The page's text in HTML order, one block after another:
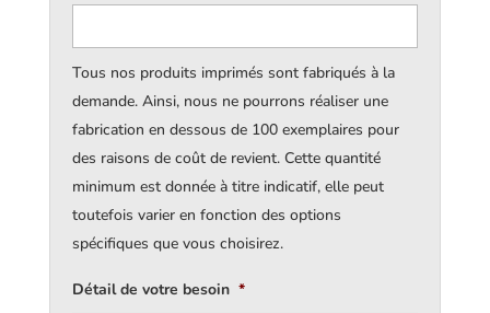
Tous nos produits imprimés sont fabriqués à la
demande. Ainsi, nous ne pourrons réaliser une
fabrication en dessous de 100 exemplaires pour
des raisons de coût de revient. Cette quantité
minimum est donnée à titre indicatif, elle peut
toutefois varier en fonction des options
spécifiques que vous choisirez.
Détail de votre besoin *